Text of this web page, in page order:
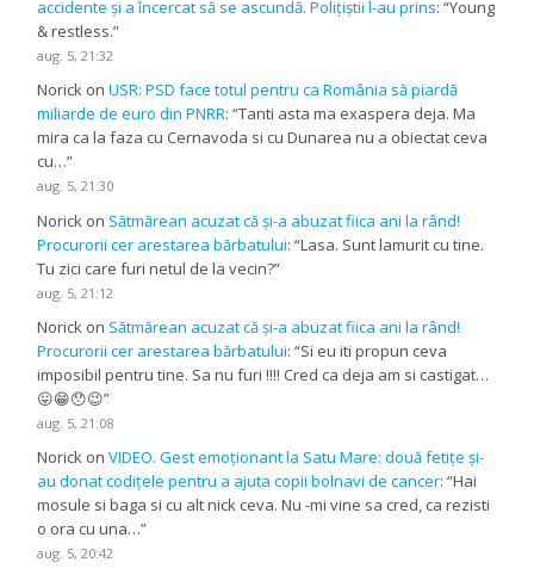
accidente și a încercat să se ascundă. Polițiștii l-au prins: “Young
& restless.”
aug. 5, 21:32
Norick onUSR: PSD face totul pentru ca România să piardă
miliarde de euro din PNRR: “Tanti asta ma exaspera deja. Ma
mira ca la faza cu Cernavoda si cu Dunarea nu a obiectat ceva
cu…”
aug. 5, 21:30
Norick on Sătmărean acuzat că și-a abuzat fiica ani la rând!
Procurorii cer arestarea bărbatului: “Lasa. Sunt lamurit cu tine.
Tu zici care furi netul de la vecin?”
aug. 5, 21:12
Norick on Sătmărean acuzat că și-a abuzat fiica ani la rând!
Procurorii cer arestarea bărbatului: “Si eu iti propun ceva
imposibil pentru tine. Sa nu furi !!!! Cred ca deja am si castigat…
😛😁😯😉”
aug. 5, 21:08
Norick onVIDEO. Gest emoționant la Satu Mare: două fetițe și-
au donat codițele pentru a ajuta copii bolnavi de cancer: “Hai
mosule si baga si cu alt nick ceva. Nu -mi vine sa cred, ca rezisti
o ora cu una…”
aug. 5, 20:42